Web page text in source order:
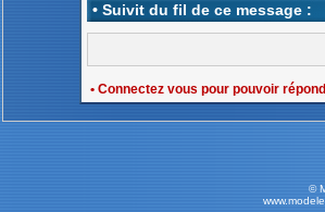
• Suivit du fil de ce message :
• Connectez vous pour pouvoir
©